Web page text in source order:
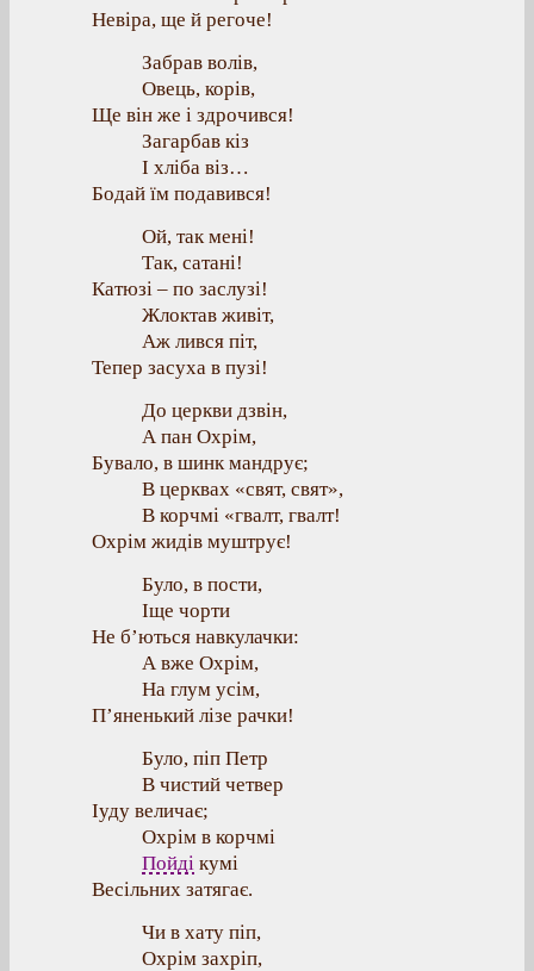
Невіра, ще й регоче!
Забрав волів,
Овець, корів,
Ще він же і здрочився!
Загарбав кіз
І хліба віз…
Бодай їм подавився!
Ой, так мені!
Так, сатані!
Катюзі – по заслузі!
Жлоктав живіт,
Аж лився піт,
Тепер засуха в пузі!
До церкви дзвін,
А пан Охрім,
Бувало, в шинк мандрує;
В церквах «свят, свят»,
В корчмі «гвалт, гвалт!
Охрім жидів муштрує!
Було, в пости,
Іще чорти
Не б’ються навкулачки:
А вже Охрім,
На глум усім,
П’яненький лізе рачки!
Було, піп Петр
В чистий четвер
Іуду величає;
Охрім в корчмі
Пойді кумі
Весільних затягає.
Чи в хату піп,
Охрім захріп,